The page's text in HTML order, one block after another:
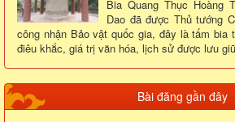
Bia Quang Thục Hoàng
Dao đã được Thủ tướng
công nhận Bảo vật quốc gia, đây là tấm bia
điêu khắc, giá trị văn hóa, lịch sử được lưu
Bài đăng gần đây